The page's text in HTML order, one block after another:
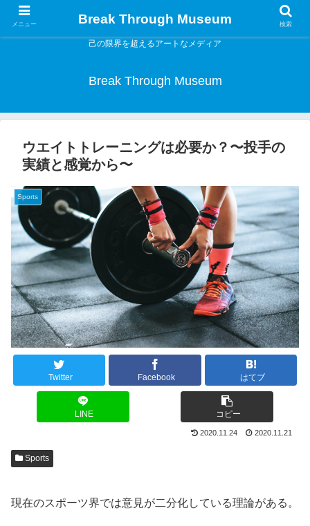
己の限界を超えるアートなメディア
Break Through Museum
ウエイトトレーニングは必要か？〜投手の
実績と感覚から〜
Sports
Twitter Facebook はてブ
LINE コピー
2020.11.24 2020.11.21
Sports
現在のスポーツ界では意見が二分化している理論がある。
メニュー Break Through Museum 検索